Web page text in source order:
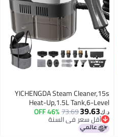
YICHENGDA Steam Cleaner,15s
Heat-Up,1.5L Tank,6-Level
Adjustable Handle,Steamer for
Cleaning,Portable Steamer for
Cleaning with 20PCS
39.63
73.69
46% OFF
أقل سعر في السنة
أقل سعر في السنة